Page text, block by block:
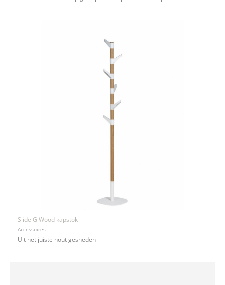
Slide G Wood kapstok
Accessoires
Uit het juiste hout gesneden